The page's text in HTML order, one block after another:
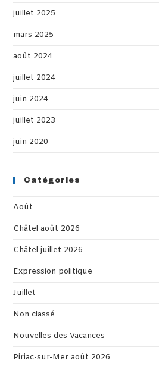
juillet 2025
mars 2025
août 2024
juillet 2024
juin 2024
juillet 2023
juin 2020
Catégories
Août
Châtel août 2026
Châtel juillet 2026
Expression politique
Juillet
Non classé
Nouvelles des Vacances
Piriac-sur-Mer août 2026